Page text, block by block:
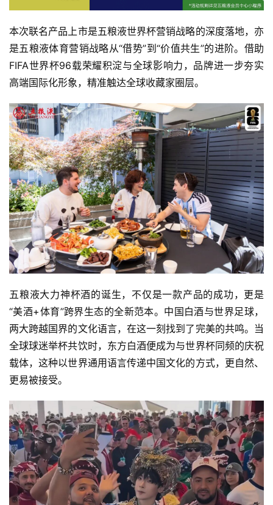
本次联名产品上市是五粮液世界杯营销战略的深度落地，亦
是五粮液体育营销战略从“借势”到“价值共生”的进阶。借助
FIFA世界杯96载荣耀积淀与全球影响力，品牌进一步夯实
高端国际化形象，精准触达全球收藏家圈层。
五粮液大力神杯酒的诞生，不仅是一款产品的成功，更是
“美酒+体育”跨界生态的全新范本。中国白酒与世界足球，
两大跨越国界的文化语言，在这一刻找到了完美的共鸣。当
全球球迷举杯共饮时，东方白酒便成为与世界杯同频的庆祝
载体，这种以世界通用语言传递中国文化的方式，更自然、
更易被接受。